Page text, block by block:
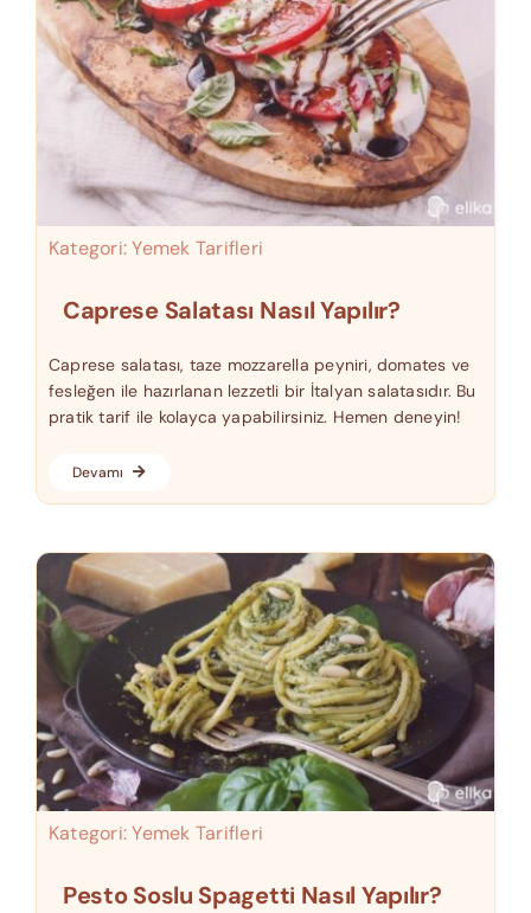
Kategori:Yemek Tarifleri
Caprese Salatası Nasıl Yapılır?
Caprese salatası, taze mozzarella peyniri, domates ve
fesleğen ile hazırlanan lezzetli bir İtalyan salatasıdır. Bu
pratik tarif ile kolayca yapabilirsiniz. Hemen deneyin!
Devamı
Kategori:Yemek Tarifleri
Pesto Soslu Spagetti Nasıl Yapılır?